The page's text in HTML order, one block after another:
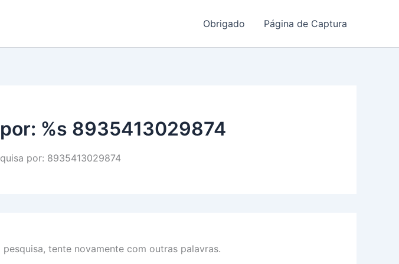
Obrigado Página de Captura
%s 8935413029874
por: 8935413029874
tente novamente com outras palavras.